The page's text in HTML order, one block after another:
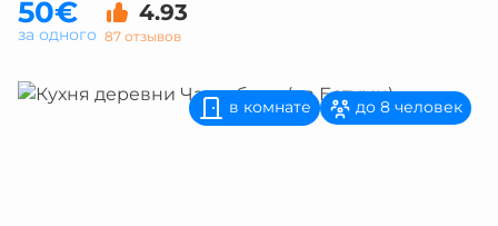
50€ 4.93
87 отзывов
за одного
в комнате до 8 человек